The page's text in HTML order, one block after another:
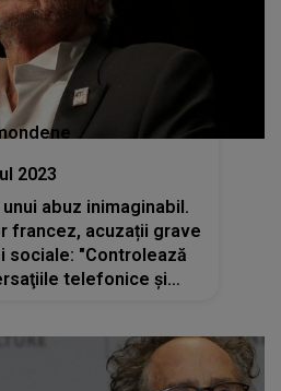
2023
abuz inimaginabil.
francez, acuzații grave
"Controlează
telefonice şi